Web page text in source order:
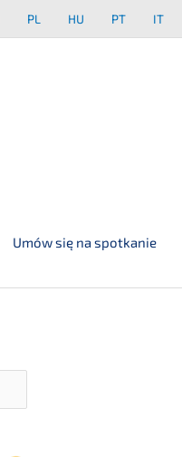
PL HU PT IT
Umów się na spotkanie